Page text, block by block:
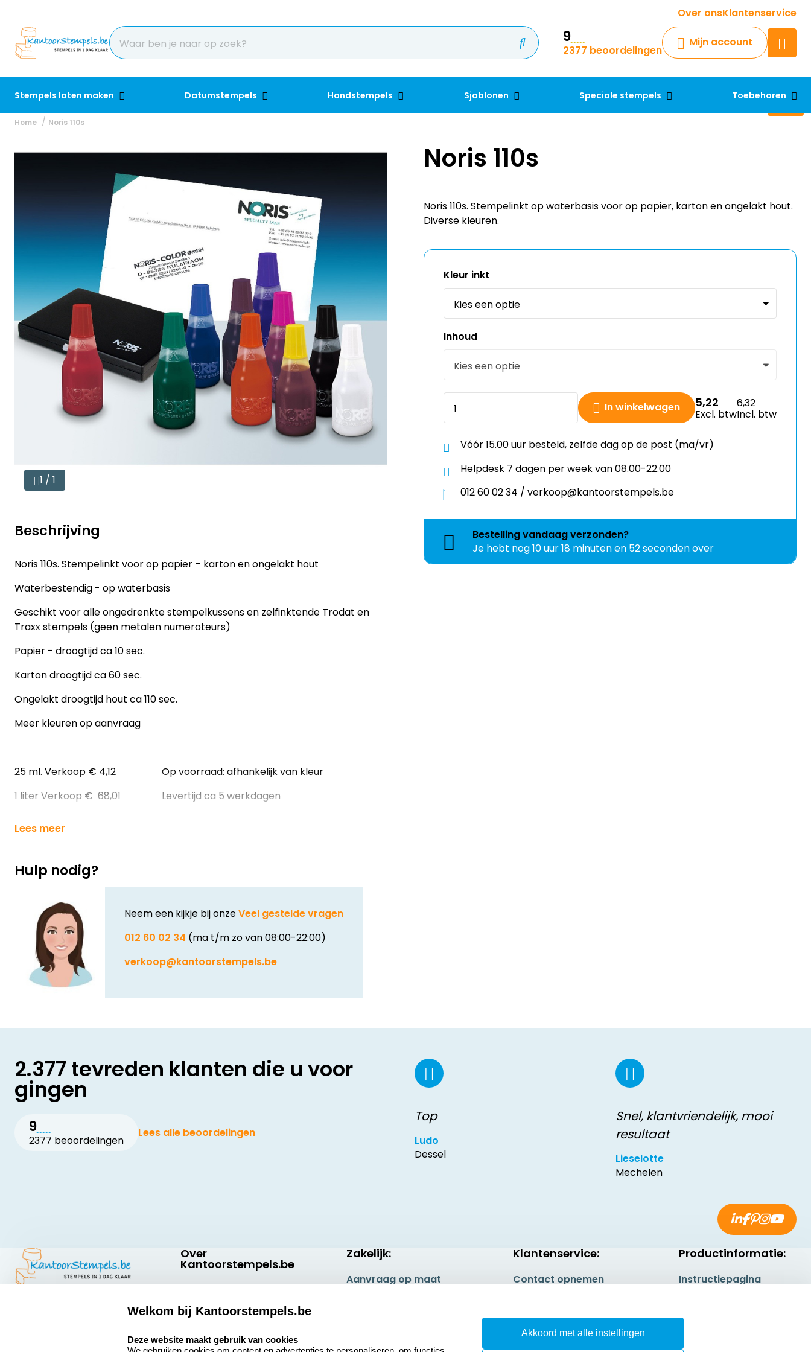
Over onsKlantenservice
9
2377 beoordelingen
Mijn account
Stempels laten maken Datumstempels Handstempels Sjablonen Speciale stempels Toebehoren
Krijg een antwoord op uw vraag
Chatbot
Chat 24/7 met onze chatbot
Contact
Home Noris 110s
1 / 1
Beschrijving
Noris 110s. Stempelinkt voor op papier – karton en ongelakt hout
Waterbestendig - op waterbasis
Geschikt voor alle ongedrenkte stempelkussens en zelfinktende Trodat en
Traxx stempels (geen metalen numeroteurs)
Papier - droogtijd ca 10 sec.
Karton droogtijd ca 60 sec.
Ongelakt droogtijd hout ca 110 sec.
Meer kleuren op aanvraag
25 ml. Verkoop € 4,12 Op voorraad: afhankelijk van kleur
1 liter Verkoop € 68,01 Levertijd ca 5 werkdagen
Lees meer
Hulp nodig?
Neem een kijkje bij onzeVeel gestelde vragen
012 60 02 34 (ma t/m zo van 08:00-22:00)
verkoop@kantoorstempels.be
Noris 110s
Noris 110s. Stempelinkt op waterbasis voor op papier, karton en ongelakt hout.
Diverse kleuren.
Kleur inkt
Inhoud
In winkelwagen 5,22
Excl. btw
6,32
Incl. btw
Vóór 15.00 uur besteld, zelfde dag op de post (ma/vr)
Helpdesk 7 dagen per week van 08.00-22.00
012 60 02 34 / verkoop@kantoorstempels.be
Bestellingvandaagverzonden?
Je hebt nog10 uur 18 minuten en 51 seconden over
2.377 tevreden klanten die u voor
gingen
9
2377 beoordelingen
Lees alle beoordelingen
Top
Ludo
Dessel
Snel, klantvriendelijk, mooi
resultaat
Lieselotte
Mechelen
Kantoorstempels.be
Over
Kantoorstempels.be
Bedrijfsgegevens
Extra informatie
Zakelijk:
Aanvraag op maat
Klantenservice:
Contact opnemen
Herroepingsrecht
Productinformatie:
Instructiepagina
Safety Sheets
Sitemap
Welkom bij Kantoorstempels.be
Deze website maakt gebruik van cookies
Akkoord met alle instellingen